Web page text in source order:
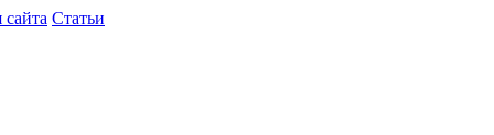
сайта Статьи